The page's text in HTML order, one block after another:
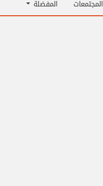
المجتمعات المفضلة